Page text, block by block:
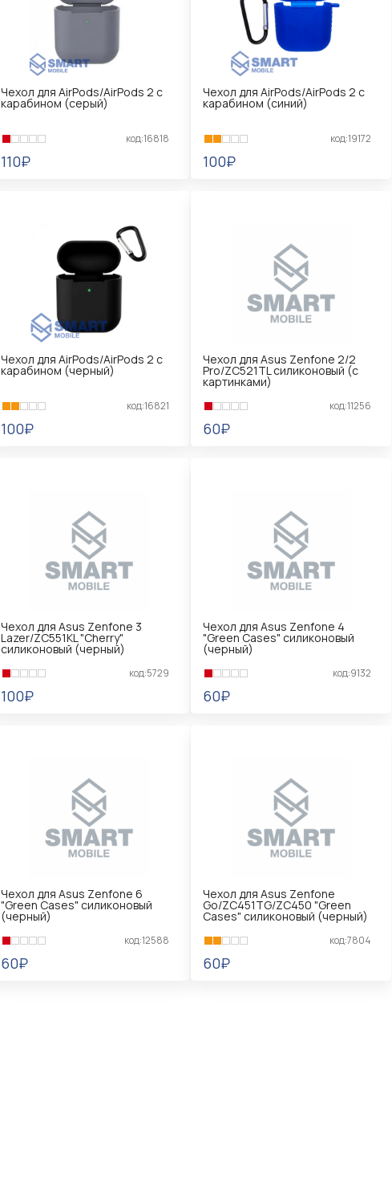
Чехол для AirPods/AirPods 2 с
карабином (серый)
код:16818
110₽
Чехол для AirPods/AirPods 2 с
карабином (синий)
код:19172
100₽
Чехол для AirPods/AirPods 2 с
карабином (черный)
код:16821
100₽
Чехол для Asus Zenfone 2/2
Pro/ZC521TL силиконовый (с
картинками)
код:11256
60₽
Чехол для Asus Zenfone 3
Lazer/ZC551KL "Cherry"
силиконовый (черный)
код:5729
100₽
Чехол для Asus Zenfone 4
"Green Cases" силиконовый
(черный)
код:9132
60₽
Чехол для Asus Zenfone 6
"Green Cases" силиконовый
(черный)
код:12588
60₽
Чехол для Asus Zenfone
Go/ZC451TG/ZC450 "Green
Cases" силиконовый (черный)
код:7804
60₽